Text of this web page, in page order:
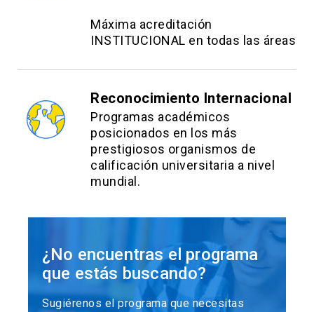
Máxima acreditación
INSTITUCIONAL en todas las áreas
Reconocimiento Internacional
Programas académicos
posicionados en los más
prestigiosos organismos de
calificación universitaria a nivel
mundial.
¿No encuentras el programa
que estás buscando?
Sugiérenos el programa que necesitas